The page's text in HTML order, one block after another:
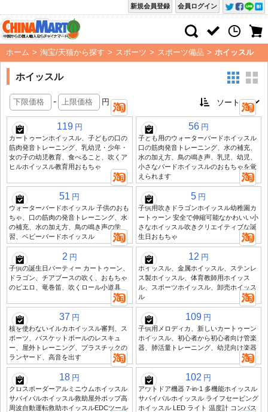
会員ログイン
新規会員登録
ホーム > 淘宝/天猫から探す > スポーツ > スポーツ備品 > ホイッスル
ホイッスル
- 円
119 円
カートゥーンホイッスル、子どもの口の
筋肉発音トレーニング、乳幼児・少年・
女の子の幼児教育、食べること、吹くア
ヒルホイッスル教育用おもちゃ
56 円
子ども用のウォーターバードホイッスル
口の筋肉発音トレーニング、水の補充、
水の加え方、鳥の鳴き声、乳児、幼児、
小さなバードホイッスルのおもちゃを覚
えられます
51 円
ウォーターバードホイッスル 子供のおも
ちゃ、口の筋肉の発音トレーニング、水
の補充、水の加え方、鳥の鳴き声の学
習、ベビーバードホイッスル
5 円
子供用吹きドラゴンホイッスル幼稚園カ
ートゥーン 安全で伸縮可能なかわいい小
さなホイッスル吹きクリエイティブな誕
生日おもちゃ
2 円
子供の誕生日パーティー カートゥーン、
ドラゴン、チアブースの吹く、おもちゃ
のピエロ、竜巻笛、吹くロール小道具
12 円
ホイッスル、金属ホイッスル、ステンレ
ス製ホイッスル、体育教師用ホイッス
ル、スポーツホイッスル、卸売ホイッス
ル
37 円
核を使わないイルカホイッスル審判、ス
ポーツ、バスケットボールのレスキュ
ー、屋外トレーニング、プラスチックの
ランヤード、高音を出す
109 円
子供用メロディカ、新しいカートゥーン
ホイッスル、初心者から初心者向け管楽
器、肺活量トレーニング、幼児向け楽器
18 円
クロスボーダーアルミニウムホイッスル
サバイバルホイッスル救助屋外ポップ高
周波自動運転救助ホイッスルEDCツール
102 円
アウトドア機器 7-in-1 多機能ホイッスル
サバイバルホイッスル ライフセービング
ホイッスル LED ライト 温度計 コンパス